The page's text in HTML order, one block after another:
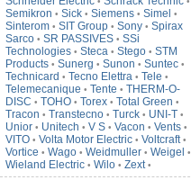
Semikron • Sick • Siemens • Simel •
Sinterom • SIT Group • Sony • Spirax
Sarco • SR PASSIVES • SSi
Technologies • Steca • Stego • STM
Products • Sunerg • Sunon • Suntec •
Technicard • Tecno Elettra • Tele •
Telemecanique • Tente • THERM-O-
DISC • TOHO • Torex • Total Green •
Tracon • Transtecno • Turck • UNI-T •
Unior • Unitech • V S • Vacon • Vents •
VITO • Volta Motor Electric • Voltcraft •
Vortice • Wago • Weidmuller • Weigel •
Wieland Electric • Wilo • Zext •